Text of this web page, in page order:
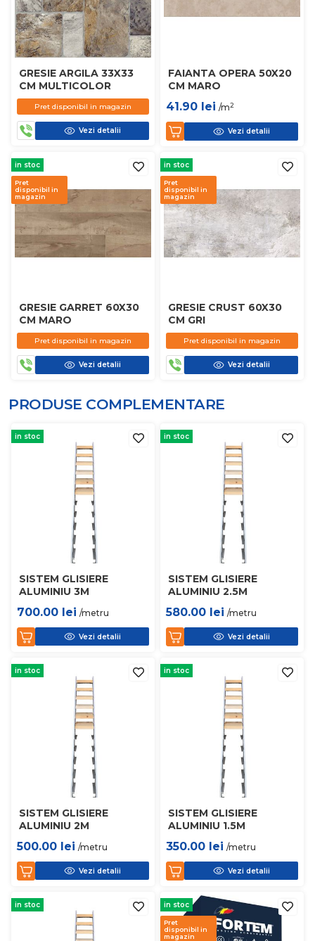
GRESIE ARGILA 33X33
CM MULTICOLOR
Pret disponibil in magazin
Vezi detalii
FAIANTA OPERA 50X20
CM MARO
41.90 lei /m2
Vezi detalii
in stoc
Pret
disponibil in
magazin
GRESIE GARRET 60X30
CM MARO
Pret disponibil in magazin
Vezi detalii
in stoc
Pret
disponibil in
magazin
GRESIE CRUST 60X30
CM GRI
Pret disponibil in magazin
Vezi detalii
PRODUSE COMPLEMENTARE
in stoc
SISTEM GLISIERE
ALUMINIU 3M
700.00 lei /metru
Vezi detalii
in stoc
SISTEM GLISIERE
ALUMINIU 2.5M
580.00 lei /metru
Vezi detalii
in stoc
SISTEM GLISIERE
ALUMINIU 2M
500.00 lei /metru
Vezi detalii
in stoc
SISTEM GLISIERE
ALUMINIU 1.5M
350.00 lei /metru
Vezi detalii
in stoc in stoc
Pret
disponibil in
magazin